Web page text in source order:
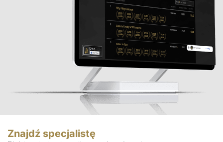
Znajdź specjalistę